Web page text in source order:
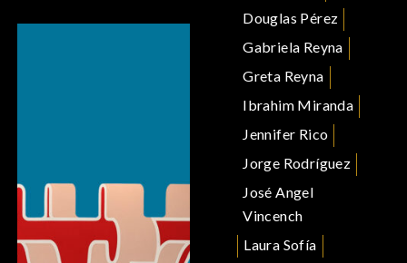
Douglas Pérez
Gabriela Reyna
Greta Reyna
Ibrahim Miranda
Jennifer Rico
Jorge Rodríguez
José Angel
Vincench
Laura Sofía